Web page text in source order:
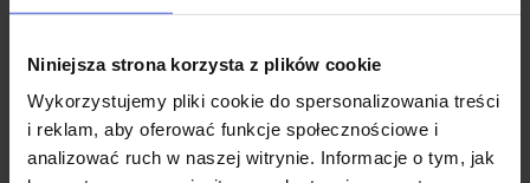
Niniejsza strona korzysta z plików cookie
Wykorzystujemy pliki cookie do spersonalizowania treści
i reklam, aby oferować funkcje społecznościowe i
analizować ruch w naszej witrynie. Informacje o tym, jak
reflektor LED 12W
obwody L1/L2
199,00 zł
LED 12W 3CCT
DALI
229,00 zł